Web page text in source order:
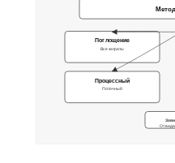
Поглощение
Все затраты
Процессный
Поточный
От